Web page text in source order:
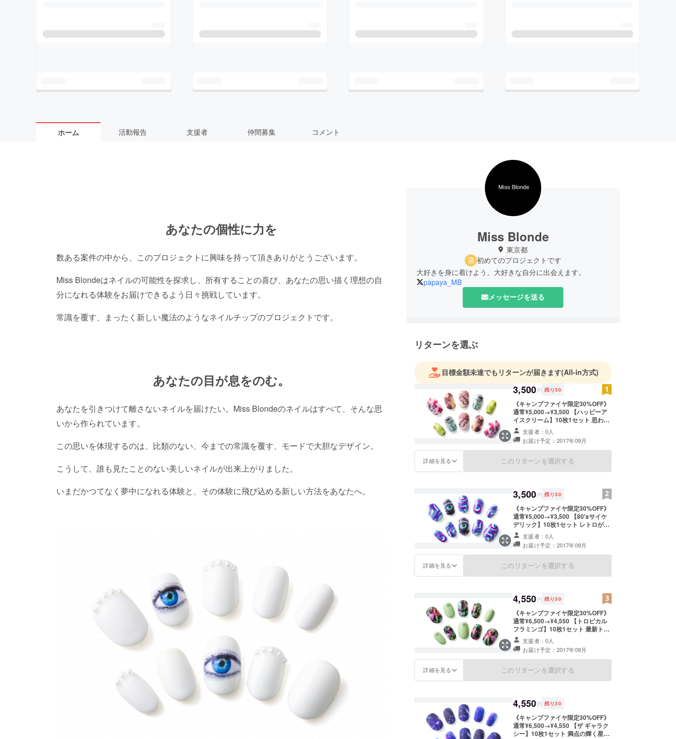
ホーム 活動報告 支援者 仲間募集 コメント
あなたの個性に力を
数ある案件の中から、このプロジェクトに興味を持って頂きありがとうございます。
Miss Blondeはネイルの可能性を探求し、所有することの喜び、あなたの思い描く理想の自
分になれる体験をお届けできるよう日々挑戦しています。
常識を覆す、まったく新しい魔法のようなネイルチップのプロジェクトです。
あなたの目が息をのむ。
あなたを引きつけて離さないネイルを届けたい。Miss Blondeのネイルはすべて、そんな思
いから作られています。
この思いを体現するのは、比類のない、今までの常識を覆す、モードで大胆なデザイン。
こうして、誰も見たことのない美しいネイルが出来上がりました。
いまだかつてなく夢中になれる体験と、その体験に飛び込める新しい方法をあなたへ。
Miss Blonde
東京都
初めてのプロジェクトです
papaya_MB
メッセージを送る
リターンを選ぶ
目標金額未達でもリターンが届きます(All-in方式)
3,500円 残り30
《キャンプファイヤ限定30%OFF》
通常¥5,000→¥3,500 【ハッピーア
イスクリーム】10枚1セット 思わず
食べたくなる？カラフルでPOP！か
わいいアイスクリーム柄です。 【付
属品】 ・ネイル専用調整ヤスリ ・
ネイルチップ専用強力両面テープ10
枚 ▼サイズと絵柄の向きを購入後の
支援者：0人
お届け予定：2017年09月
詳細を見る このリターンを選択する
3,500円 残り30
《キャンプファイヤ限定30%OFF》
通常¥5,000→¥3,500 【80'sサイケ
デリック】10枚1セット レトロが新
鮮おしゃれ！最新トレンドの80's
ファッションには、サイケデリック
なネイルで辛口に。 【付属品】 ・
ネイル専用調整ヤスリ ・ネイルチッ
プ専用強力両面テープ10枚 ▼サイ
相手向き）
支援者：0人
お届け予定：2017年09月
詳細を見る このリターンを選択する
4,550円 残り30
《キャンプファイヤ限定30%OFF》
通常¥6,500→¥4,550 【トロピカル
フラミンゴ】10枚1セット 最新トレ
ンドのパステルネオンカラーと、ト
ロピカルなフラミンゴ。いつでもど
こでも南国気分！ 【付属品】 ・ネ
イル専用調整ヤスリ ・ネイルチップ
専用強力両面テープ10枚 ▼サイズ
相手向き）
支援者：0人
お届け予定：2017年09月
詳細を見る このリターンを選択する
4,550円 残り30
《キャンプファイヤ限定30%OFF》
通常¥6,500→¥4,550 【ザ ギャラク
シー】10枚1セット 満点の輝く星空